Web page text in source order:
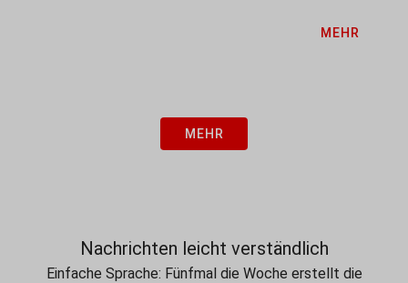
Bundesministerium für Frauen, Wissenschaft und
MEHR
MEHR
Nachrichten leicht verständlich
Einfache Sprache: Fünfmal die Woche erstellt die